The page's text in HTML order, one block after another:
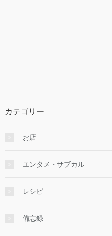
カテゴリー
お店
エンタメ・サブカル
レシピ
備忘録